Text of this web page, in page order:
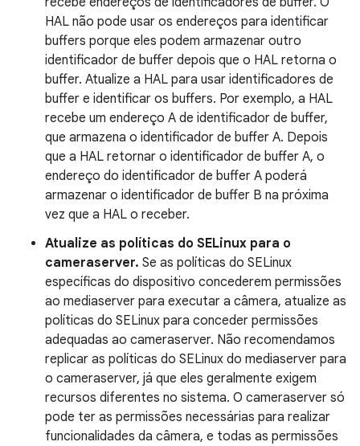
HAL não pode usar os endereços para identificar
buffers porque eles podem armazenar outro
identificador de buffer depois que o HAL retorna o
buffer. Atualize a HAL para usar identificadores de
buffer e identificar os buffers. Por exemplo, a HAL
recebe um endereço A de identificador de buffer,
que armazena o identificador de buffer A. Depois
que a HAL retornar o identificador de buffer A, o
endereço do identificador de buffer A poderá
armazenar o identificador de buffer B na próxima
vez que a HAL o receber.
Atualize as políticas do SELinux para o
cameraserver. Se as políticas do SELinux
específicas do dispositivo concederem permissões
ao mediaserver para executar a câmera, atualize as
políticas do SELinux para conceder permissões
adequadas ao cameraserver. Não recomendamos
replicar as políticas do SELinux do mediaserver para
o cameraserver, já que eles geralmente exigem
recursos diferentes no sistema. O cameraserver só
pode ter as permissões necessárias para realizar
funcionalidades da câmera, e todas as permissões